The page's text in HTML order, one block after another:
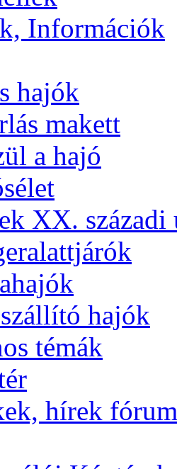
Információk
hajók
makett
a hajó
XX. századi
hajók
témák
hírek